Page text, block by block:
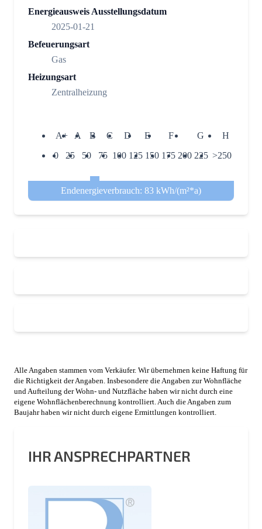
Energieausweis Ausstellungsdatum
2025-01-21
Befeuerungsart
Gas
Heizungsart
Zentralheizung
A+ A B C D E F G
H
0
25 50 75 100 125 150 175 200 225 >250
Endenergieverbrauch: 83 kWh/(m²*a)
Alle Angaben stammen vom Verkäufer. Wir übernehmen keine Haftung für
die Richtigkeit der Angaben. Insbesondere die Angaben zur Wohnfläche
und Aufteilung der Wohn- und Nutzfläche haben wir nicht durch eine
eigene Wohnflächenberechnung kontrolliert. Auch die Angaben zum
Baujahr haben wir nicht durch eigene Ermittlungen kontrolliert.
IHR ANSPRECHPARTNER